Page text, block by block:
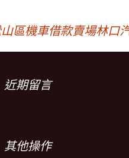
區機車借款賣場林口
近期留言
其他操作